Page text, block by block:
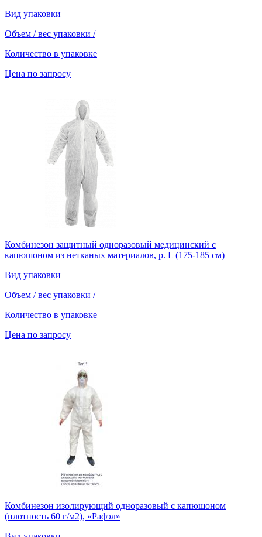
Вид упаковки
Объем / вес упаковки /
Количество в упаковке
Цена по запросу
Комбинезон защитный одноразовый медицинский с
капюшоном из нетканых материалов, р. L (175-185 см)
Вид упаковки
Объем / вес упаковки /
Количество в упаковке
Цена по запросу
Комбинезон изолирующий одноразовый с капюшоном
(плотность 60 г/м2), «Рафэл»